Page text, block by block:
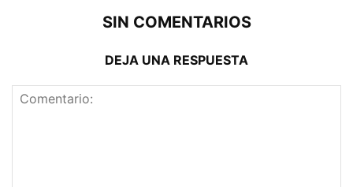
SIN COMENTARIOS
DEJA UNA RESPUESTA